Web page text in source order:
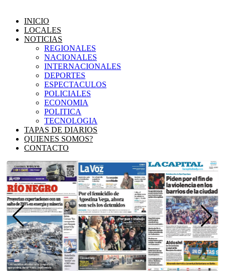
INICIO
LOCALES
NOTICIAS
REGIONALES
NACIONALES
INTERNACIONALES
DEPORTES
ESPECTACULOS
POLICIALES
ECONOMIA
POLITICA
TECNOLOGIA
TAPAS DE DIARIOS
QUIENES SOMOS?
CONTACTO